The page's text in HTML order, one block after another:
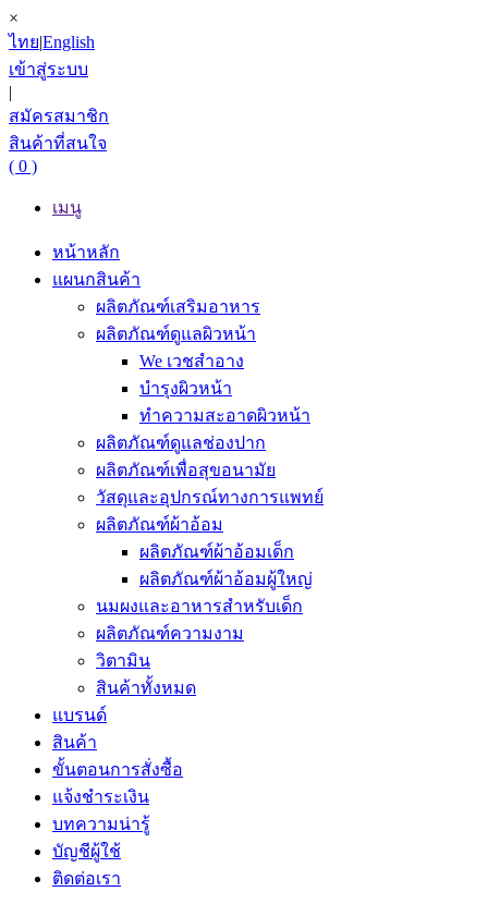
×
ไทย|English
เข้าสู่ระบบ
|
สมัครสมาชิก
สินค้าที่สนใจ
( 0 )
เมนู
หน้าหลัก
แผนกสินค้า
ผลิตภัณฑ์เสริมอาหาร
ผลิตภัณฑ์ดูแลผิวหน้า
We เวชสำอาง
บำรุงผิวหน้า
ทำความสะอาดผิวหน้า
ผลิตภัณฑ์ดูแลช่องปาก
ผลิตภัณฑ์เพื่อสุขอนามัย
วัสดุและอุปกรณ์ทางการแพทย์
ผลิตภัณฑ์ผ้าอ้อม
ผลิตภัณฑ์ผ้าอ้อมเด็ก
ผลิตภัณฑ์ผ้าอ้อมผู้ใหญ่
นมผงและอาหารสำหรับเด็ก
ผลิตภัณฑ์ความงาม
วิตามิน
สินค้าทั้งหมด
แบรนด์
สินค้า
ขั้นตอนการสั่งซื้อ
แจ้งชำระเงิน
บทความน่ารู้
บัญชีผู้ใช้
ติดต่อเรา